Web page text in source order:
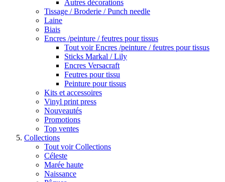
Autres décorations
Tissage / Broderie / Punch needle
Laine
Biais
Encres /peinture / feutres pour tissus
Tout voir Encres /peinture / feutres pour tissus
Sticks Markal / Lily
Encres Versacraft
Feutres pour tissu
Peinture pour tissus
Kits et accessoires
Vinyl print press
Nouveautés
Promotions
Top ventes
Collections
Tout voir Collections
Céleste
Marée haute
Naissance